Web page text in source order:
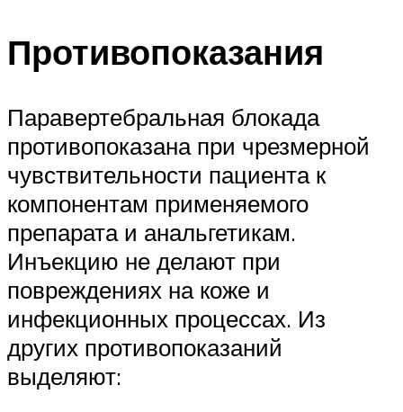
Противопоказания
Паравертебральная блокада
противопоказана при чрезмерной
чувствительности пациента к
компонентам применяемого
препарата и анальгетикам.
Инъекцию не делают при
повреждениях на коже и
инфекционных процессах. Из
других противопоказаний
выделяют: